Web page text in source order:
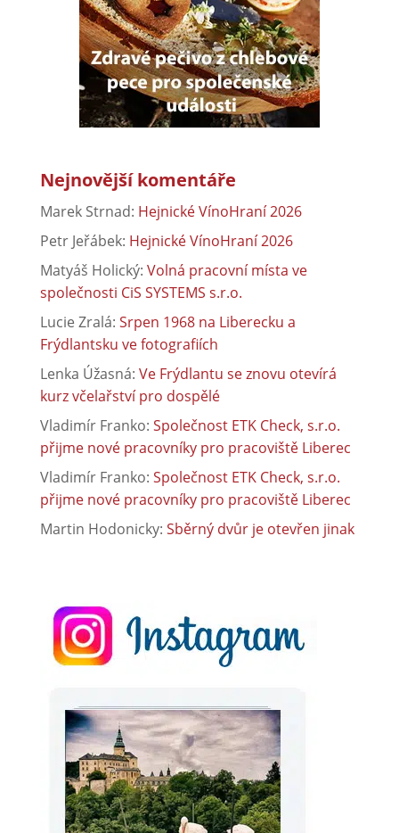
Nejnovější komentáře
Marek Strnad: Hejnické VínoHraní 2026
Petr Jeřábek: Hejnické VínoHraní 2026
Matyáš Holický: Volná pracovní místa ve
společnosti CiS SYSTEMS s.r.o.
Lucie Zralá: Srpen 1968 na Liberecku a
Frýdlantsku ve fotografiích
Lenka Úžasná: Ve Frýdlantu se znovu otevírá
kurz včelařství pro dospělé
Vladimír Franko: Společnost ETK Check, s.r.o.
přijme nové pracovníky pro pracoviště Liberec
Vladimír Franko: Společnost ETK Check, s.r.o.
přijme nové pracovníky pro pracoviště Liberec
Martin Hodonicky: Sběrný dvůr je otevřen jinak